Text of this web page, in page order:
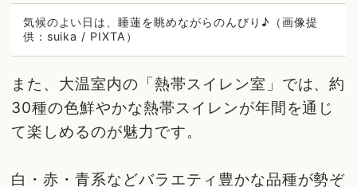
気候のよい日は、睡蓮を眺めながらのんびり♪（画像提
供：suika / PIXTA）
また、大温室内の「熱帯スイレン室」では、約
30種の色鮮やかな熱帯スイレンが年間を通じ
て楽しめるのが魅力です。
白・赤・青系などバラエティ豊かな品種が勢ぞ